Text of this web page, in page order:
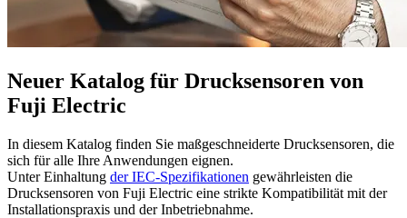
Neuer Katalog für Drucksensoren von
Fuji Electric
In diesem Katalog finden Sie maßgeschneiderte Drucksensoren, die
sich für alle Ihre Anwendungen eignen.
Unter Einhaltung der IEC-Spezifikationen gewährleisten die
Drucksensoren von Fuji Electric eine strikte Kompatibilität mit der
Installationspraxis und der Inbetriebnahme.